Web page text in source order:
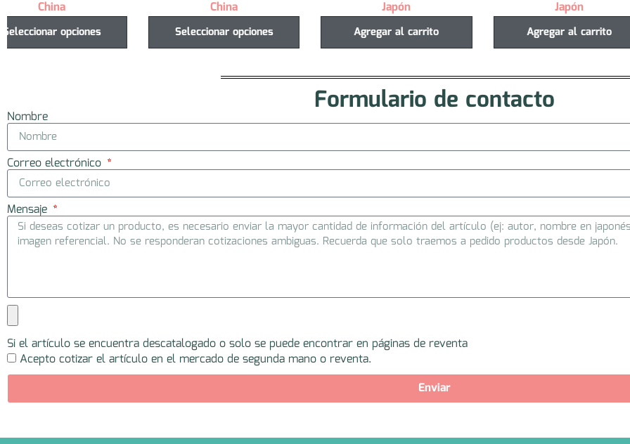
Seleccionar opciones Agregar al carrito Agregar al carrito Seleccionar
Formulario de contacto
Nombre
Correo electrónico
Mensaje
Si el artículo se encuentra descatalogado o solo se puede encontrar en páginas de reventa
Acepto cotizar el artículo en el mercado de segunda mano o reventa.
Enviar